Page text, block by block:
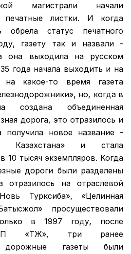
магистрали начали
листки. И когда
обрела статус печатного
газету так и назвали -
она выходила на русском
года начала выходить и на
на какое-то время газета
но, когда в
объединенная
дорога, это отразилось и
получила новое название -
Казахстана» и стала
10 тысяч экземпляров. Когда
дороги были разделены
на отраслевой
Турксиба», «Целинная
просуществовали
в 1997 году, после
«ҚТЖ», три ранее
дорожные газеты были